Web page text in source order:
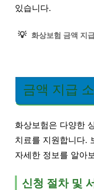
있습니다.
💡 화상보험 금액 지
금액 지급
화상보험은 다양한
치료를 지원합니다.
자세한 정보를 알아
신청 절차 및